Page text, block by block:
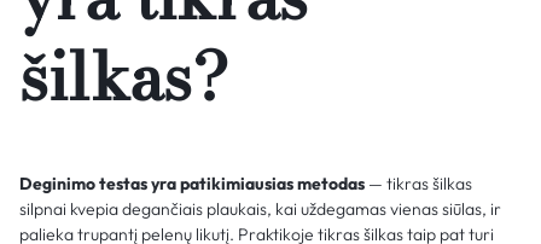
šilkas?
Deginimo testas yra patikimiausias metodas — tikras šilkas
silpnai kvepia degančiais plaukais, kai uždegamas vienas siūlas, ir
palieka trupantį pelenų likutį. Praktikoje tikras šilkas taip pat turi